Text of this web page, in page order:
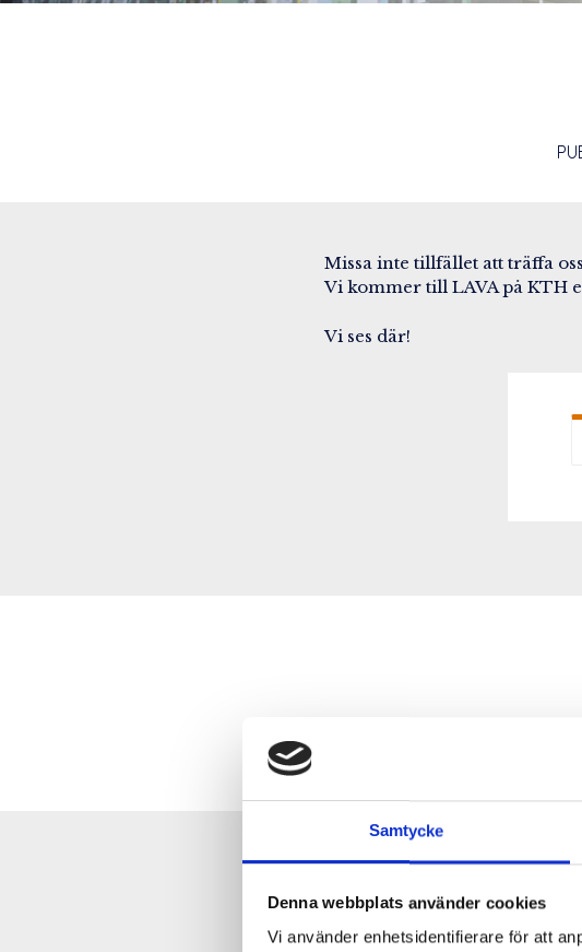
Samtycke
Denna webbplats använder cookies
Vi använder enhetsidentifierare för att
Missa inte tillfället att träffa
Vi kommer till LAVA på KTH
Vi ses där!